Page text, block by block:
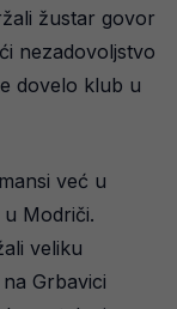
žustar govor
nezadovoljstvo
dovelo klub u
već u
Modriči.
veliku
Grbavici